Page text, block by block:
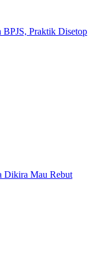
Praktik Disetop
Dikira Mau Rebut